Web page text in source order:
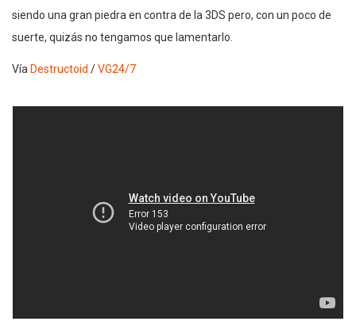
siendo una gran piedra en contra de la 3DS pero, con un poco de
suerte, quizás no tengamos que lamentarlo.
Vía Destructoid /VG24/7